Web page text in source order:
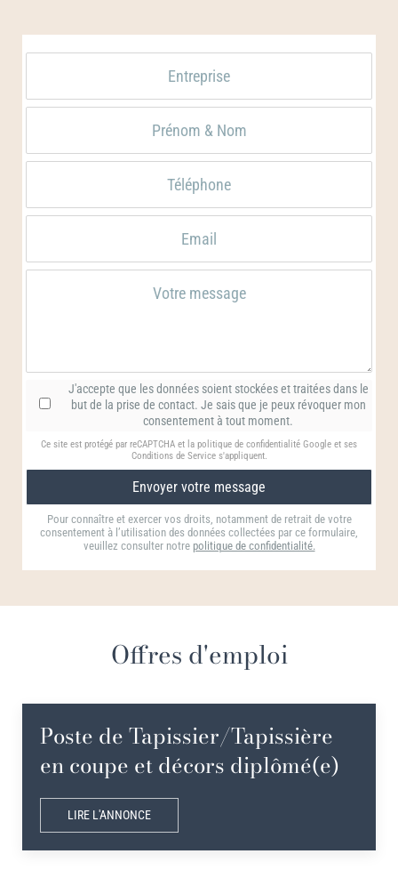
Consentement*
J'accepte que les données soient stockées et traitées dans le
but de la prise de contact. Je sais que je peux révoquer mon
consentement à tout moment.
Ce site est protégé par reCAPTCHA et la politique de confidentialité Google et ses
Conditions de Services'appliquent.
Envoyer votre message
Pour connaître et exercer vos droits, notamment de retrait de votre
consentement à l’utilisation des données collectées par ce formulaire,
veuillez consulter notre politique de confidentialité.
Offres d'emploi
Poste de Tapissier/Tapissière
en coupe et décors diplômé(e)
LIRE L'ANNONCE